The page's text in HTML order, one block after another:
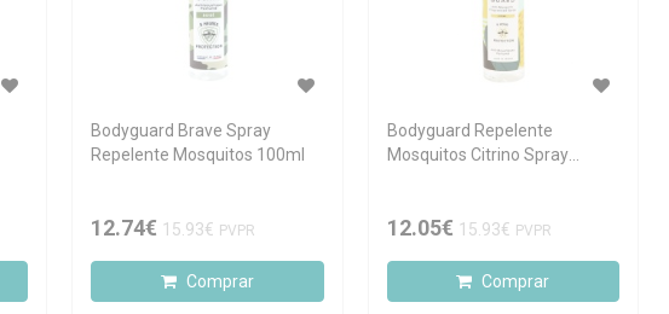
Bodyguard Brave Spray
Repelente Mosquitos 100ml
12.74€ 15.93€ PVPR
Comprar
Bodyguard Repelente
Mosquitos Citrino Spray
12.05€ 15.93€ PVPR
Comprar